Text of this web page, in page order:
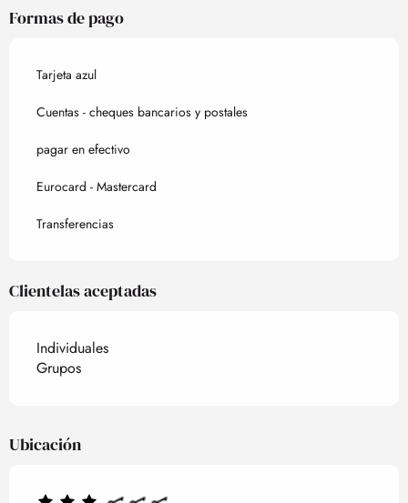
Formas de pago
Tarjeta azul
Cuentas - cheques bancarios y postales
pagar en efectivo
Eurocard - Mastercard
Transferencias
Clientelas aceptadas
Individuales
Grupos
Ubicación